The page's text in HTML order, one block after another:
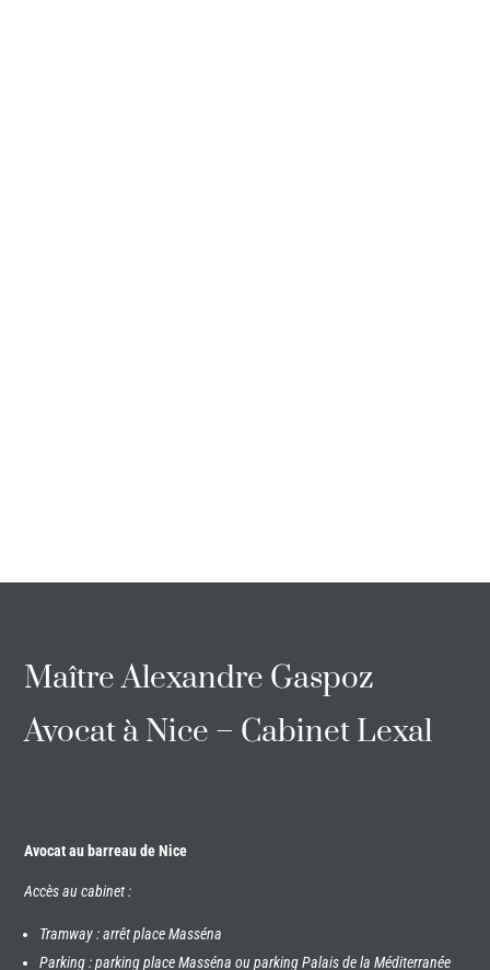
Maître Alexandre Gaspoz
Avocat à Nice – Cabinet Lexal
Avocat au barreau de Nice
Accès au cabinet :
Tramway : arrêt place Masséna
Parking : parking place Masséna ou parking Palais de la Méditerranée